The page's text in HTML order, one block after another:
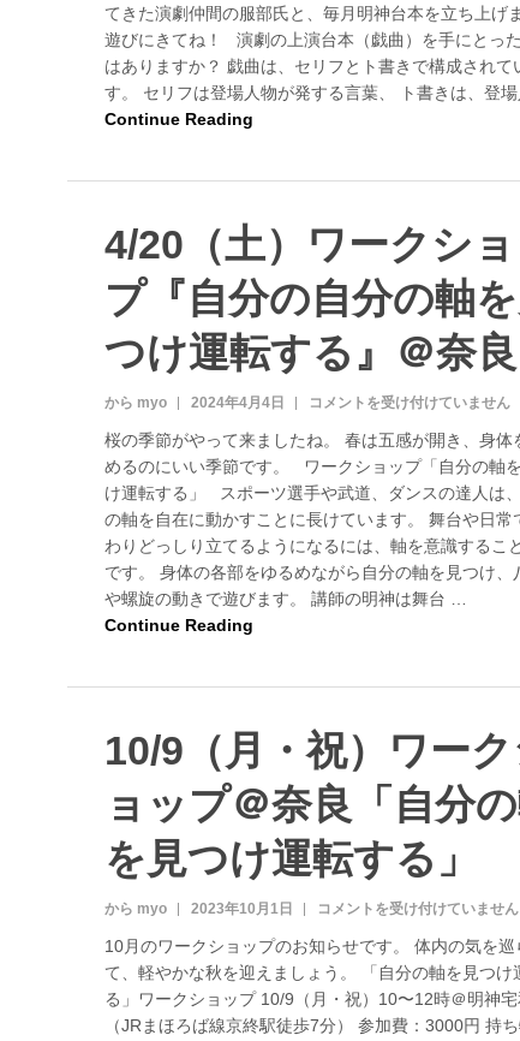
＆
7
2
9
の
入
り
口
言
葉
で
ぼ
う
』
＠
ん
の
入
てきた演劇仲間の服部氏と、毎月明神台本を立ち上げま
遊びにきてね！ 演劇の上演台本（戯曲）を手にとっ
はありますか？ 戯曲は、セリフとト書きで構成されて
す。 セリフは登場人物が発する言葉、 ト書きは、登場
Continue Reading
4/20（土）ワークショ
プ『自分の自分の軸
つけ運転する』＠奈良
から myo 2024年4月4日
4
2
0
（
土
）
ワ
ー
ク
自
分
の
自
分
の
軸
を
つ
け
運
転
コメントを受け付けていません
桜の季節がやって来ましたね。 春は五感が開き、身体
めるのにいい季節です。 ワークショップ「自分の軸
け運転する」 スポーツ選手や武道、ダンスの達人は
の軸を自在に動かすことに長けています。 舞台や日常
わりどっしり立てるようになるには、軸を意識するこ
です。 身体の各部をゆるめながら自分の軸を見つけ、
や螺旋の動きで遊びます。 講師の明神は舞台 …
Continue Reading
10/9（月・祝）ワー
ョップ＠奈良「自分
を見つけ運転する」
から myo 2023年10月1日
1
/
9
（
月
コメントを受け付けていません
10月のワークショップのお知らせです。 体内の気を巡
て、軽やかな秋を迎えましょう。 「自分の軸を見つけ
る」ワークショップ 10/9（月・祝）10〜12時＠明神宅
（JRまほろば線京終駅徒歩7分） 参加費：3000円 持